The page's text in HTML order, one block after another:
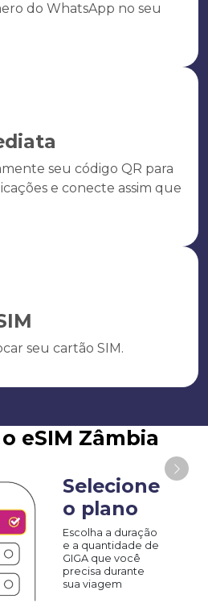
do WhatsApp no seu
seu código QR para
e conecte assim que
seu cartão SIM.
eSIM Zâmbia
Selecione
o plano
Escolha a duração
e a quantidade de
GIGA que você
precisa durante
sua viagem